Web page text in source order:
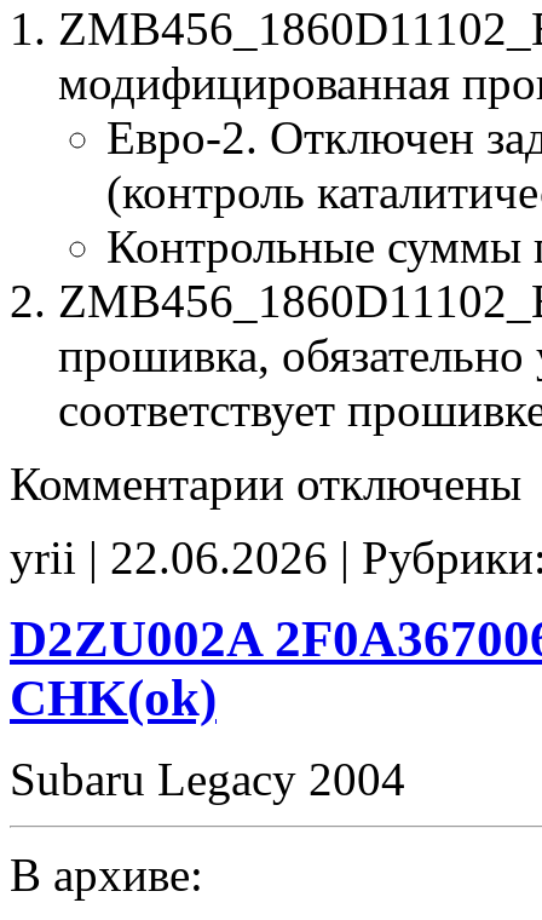
модифицированная
Евро-2. Отключен
(контроль
Контрольные суммы
прошивка, обязательно
соответствует
Комментарии записи
B45610
E2
отключены
yrii | 22.06.2026 |
D2ZU002A
CHK(ok)
Subaru Legacy 2004
В архиве: